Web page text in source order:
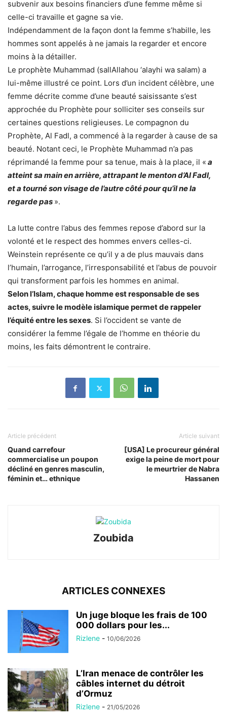
subvenir aux besoins financiers d’une femme même si
celle-ci travaille et gagne sa vie.
Indépendamment de la façon dont la femme s’habille, les
hommes sont appelés à ne jamais la regarder et encore
moins à la détailler.
Le prophète Muhammad (sallAllahou ‘alayhi wa salam) a
lui-même illustré ce point. Lors d’un incident célèbre, une
femme décrite comme d’une beauté saisissante s’est
approchée du Prophète pour solliciter ses conseils sur
certaines questions religieuses. Le compagnon du
Prophète, Al Fadl, a commencé à la regarder à cause de sa
beauté. Notant ceci, le Prophète Muhammad n’a pas
réprimandé la femme pour sa tenue, mais à la place, il « a
atteint sa main en arrière, attrapant le menton d’Al Fadl,
et a tourné son visage de l’autre côté pour qu’il ne la
regarde pas ».
La lutte contre l’abus des femmes repose d’abord sur la
volonté et le respect des hommes envers celles-ci.
Weinstein représente ce qu’il y a de plus mauvais dans
l’humain, l’arrogance, l’irresponsabilité et l’abus de pouvoir
qui transforment parfois les hommes en animal.
Selon l’Islam, chaque homme est responsable de ses
actes, suivre le modèle islamique permet de rappeler
l’équité entre les sexes. Si l’occident se vante de
considérer la femme l’égale de l’homme en théorie du
moins, les faits démontrent le contraire.
Article précédent
Quand carrefour
commercialise un poupon
décliné en genres masculin,
féminin et… ethnique
Article suivant
[USA] Le procureur général
exige la peine de mort pour
le meurtrier de Nabra
Hassanen
Zoubida
ARTICLES CONNEXES
Un juge bloque les frais de 100
000 dollars pour les...
Rizlene - 10/06/2026
L’Iran menace de contrôler les
câbles internet du détroit
d’Ormuz
Rizlene - 21/05/2026